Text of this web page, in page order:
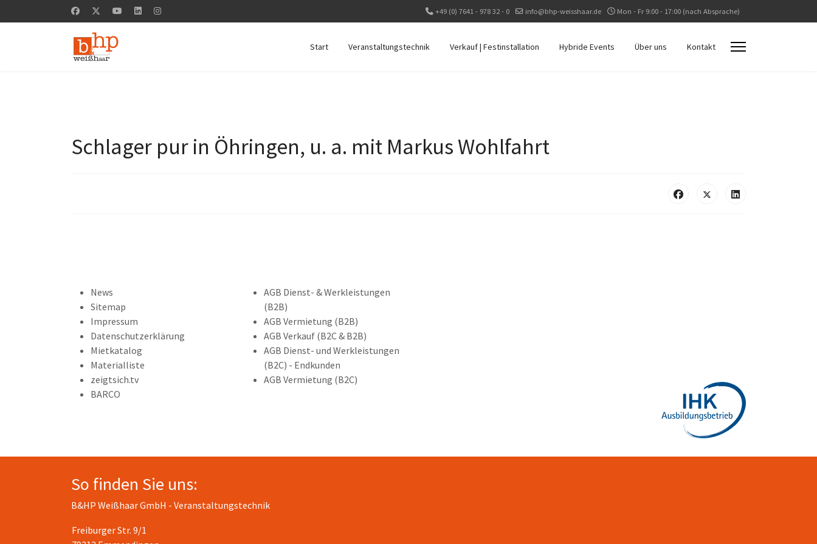
+49 (0) 7641 - 978 32 - 0 info@bhp-weisshaar.de Mon - Fr 9:00 - 17:00 (nach Absprache)
Start Veranstaltungstechnik Verkauf | Festinstallation Hybride Events Über uns Kontakt
Schlager pur in Öhringen, u. a. mit Markus Wohlfahrt
News
Sitemap
Impressum
Datenschutzerklärung
Mietkatalog
Materialliste
zeigtsich.tv
BARCO
AGB Dienst- & Werkleistungen
(B2B)
AGB Vermietung (B2B)
AGB Verkauf (B2C & B2B)
AGB Dienst- und Werkleistungen
(B2C) - Endkunden
AGB Vermietung (B2C)
So finden Sie uns:
B&HP Weißhaar GmbH - Veranstaltungstechnik
Freiburger Str. 9/1